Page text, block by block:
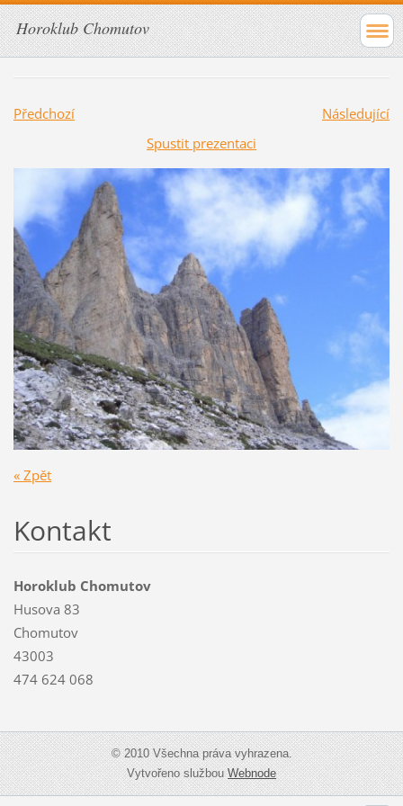
Horoklub Chomutov
Předchozí
Následující
Spustit prezentaci
« Zpět
Kontakt
Horoklub Chomutov
Husova 83
Chomutov
43003
474 624 068
© 2010 Všechna práva vyhrazena.
Vytvořeno službouWebnode